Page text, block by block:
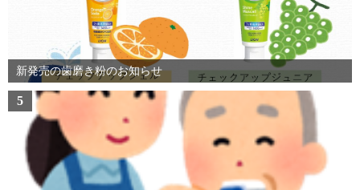
新発売の歯磨き粉のお知らせ
5